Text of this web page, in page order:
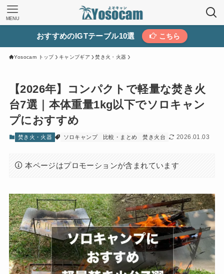
MENU
おすすめのIGTテーブル10選 こちら
Yosocam トップ キャンプギア 焚き火・火器
【2026年】コンパクトで軽量な焚き火
台7選｜本体重量1kg以下でソロキャン
プにおすすめ
焚き火・火器 ソロキャンプ 比較・まとめ 焚き火台 2026.01.03
本ページはプロモーションが含まれています